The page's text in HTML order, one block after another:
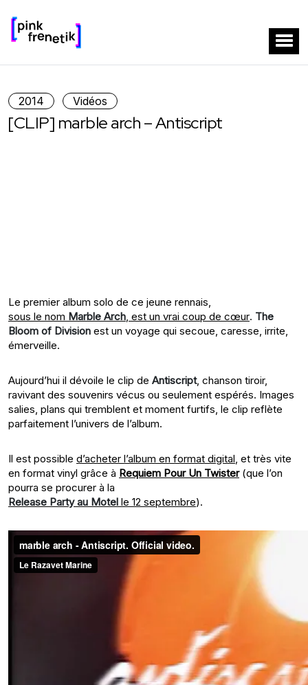
2014 Vidéos
[CLIP] marble arch – Antiscript
Le premier album solo de ce jeune rennais,
sous le nom Marble Arch, est un vrai coup de cœur. The
Bloom of Division est un voyage qui secoue, caresse, irrite,
émerveille.
Aujourd’hui il dévoile le clip de Antiscript, chanson tiroir,
ravivant des souvenirs vécus ou seulement espérés. Images
salies, plans qui tremblent et moment furtifs, le clip reflète
parfaitement l’univers de l’album.
Il est possible d’acheter l’album en format digital, et très vite
en format vinyl grâce à Requiem Pour Un Twister(que l’on
pourra se procurer à la
Release Party au Motel le 12 septembre).